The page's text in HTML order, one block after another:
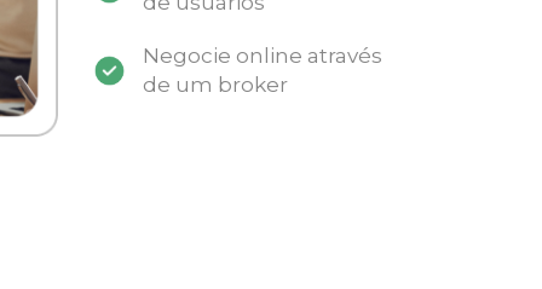
Negocie online através
de um broker